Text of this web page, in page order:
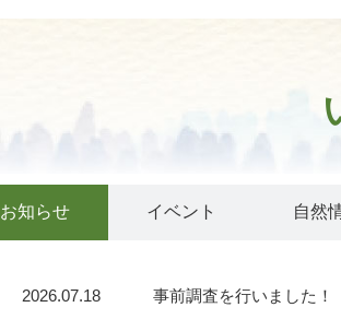
お知らせ イベント 自然
2026.07.18 事前調査を行いました